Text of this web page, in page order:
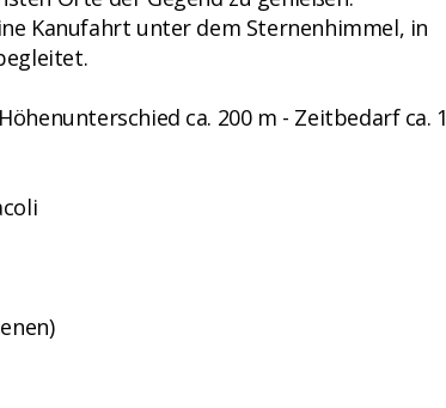
Kanufahrt unter dem Sternenhimmel, in
ca. 200 m - Zeitbedarf ca. 1